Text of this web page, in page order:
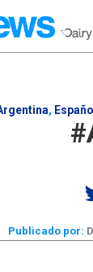
, Español
Publicado por: